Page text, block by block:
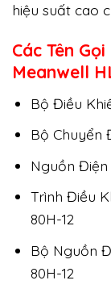
hiệu suất cao
Các Tên
Meanwell
Bộ Điều
Bộ Chuyển
Nguồn Điện
Trình Điều
80H-12
Bộ Nguồn
80H-12